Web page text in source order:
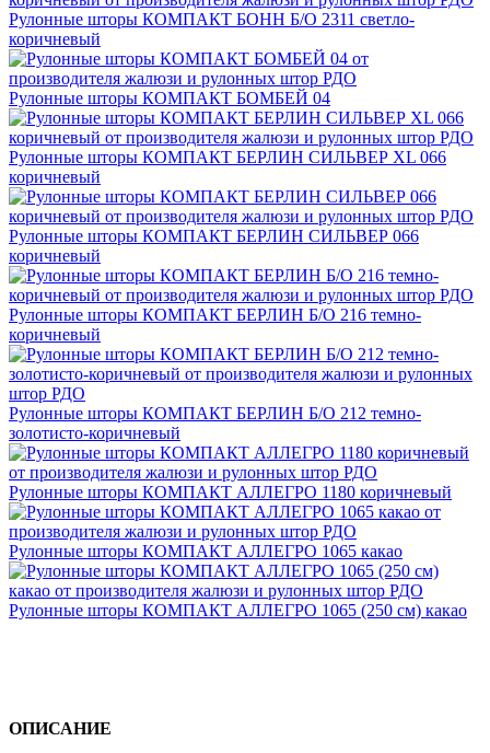
Рулонные шторы КОМПАКТ БОНН Б/О 2311 светло-
коричневый
Рулонные шторы КОМПАКТ БОМБЕЙ 04
Рулонные шторы КОМПАКТ БЕРЛИН СИЛЬВЕР XL 066
коричневый
Рулонные шторы КОМПАКТ БЕРЛИН СИЛЬВЕР 066
коричневый
Рулонные шторы КОМПАКТ БЕРЛИН Б/О 216 темно-
коричневый
Рулонные шторы КОМПАКТ БЕРЛИН Б/О 212 темно-
золотисто-коричневый
Рулонные шторы КОМПАКТ АЛЛЕГРО 1180 коричневый
Рулонные шторы КОМПАКТ АЛЛЕГРО 1065 какао
Рулонные шторы КОМПАКТ АЛЛЕГРО 1065 (250 см) какао
ОПИСАНИЕ